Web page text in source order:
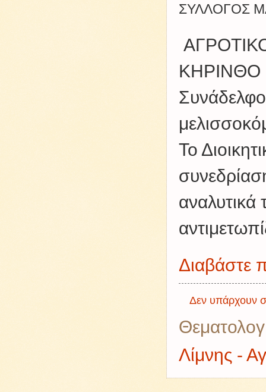
ΣΥΛΛΟΓΟΣ
ΚΗΡΙΝΘΟ
Το
Διαβάστε
Δεν υπάρχουν
Λίμνης -